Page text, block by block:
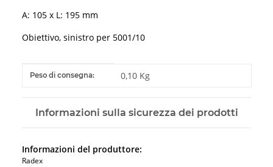
A: 105 x L: 195 mm
Obiettivo, sinistro per 5001/10
#productDetails.itemInformation#
#productDetails.itemValue#
Peso di consegna: 0,10 Kg
Informazioni sulla sicurezza dei prodotti
Informazioni del produttore:
Radex